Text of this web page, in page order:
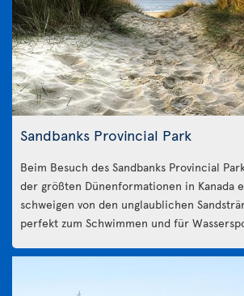
Sandbanks Provincial Park
Beim Besuch des Sandbanks Provincial
der größten Dünenformationen in Kanada
schweigen von den unglaublichen
perfekt zum Schwimmen und für